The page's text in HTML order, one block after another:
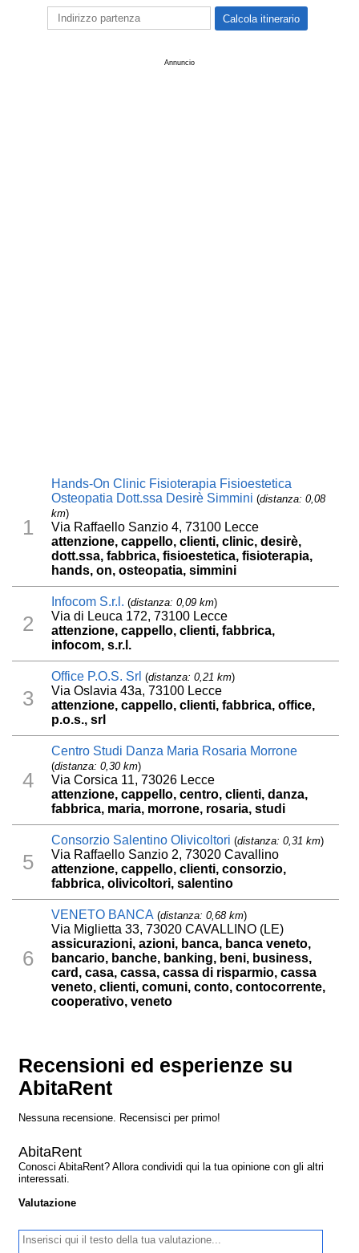
Annuncio
1
Hands-On Clinic Fisioterapia Fisioestetica
Osteopatia Dott.ssa Desirè Simmini (distanza: 0,08
km)
Via Raffaello Sanzio 4, 73100 Lecce
attenzione, cappello, clienti, clinic, desirè,
dott.ssa, fabbrica, fisioestetica, fisioterapia,
hands, on, osteopatia, simmini
2
Infocom S.r.l. (distanza: 0,09 km)
Via di Leuca 172, 73100 Lecce
attenzione, cappello, clienti, fabbrica,
infocom, s.r.l.
3
Office P.O.S. Srl (distanza: 0,21 km)
Via Oslavia 43a, 73100 Lecce
attenzione, cappello, clienti, fabbrica, office,
p.o.s., srl
4
Centro Studi Danza Maria Rosaria Morrone
(distanza: 0,30 km)
Via Corsica 11, 73026 Lecce
attenzione, cappello, centro, clienti, danza,
fabbrica, maria, morrone, rosaria, studi
5
Consorzio Salentino Olivicoltori (distanza: 0,31 km)
Via Raffaello Sanzio 2, 73020 Cavallino
attenzione, cappello, clienti, consorzio,
fabbrica, olivicoltori, salentino
6
VENETO BANCA (distanza: 0,68 km)
Via Miglietta 33, 73020 CAVALLINO (LE)
assicurazioni, azioni, banca, banca veneto,
bancario, banche, banking, beni, business,
card, casa, cassa, cassa di risparmio, cassa
veneto, clienti, comuni, conto, contocorrente,
cooperativo, veneto
Recensioni ed esperienze su
AbitaRent
Nessuna recensione. Recensisci per primo!
AbitaRent
Conosci AbitaRent? Allora condividi qui la tua opinione con gli altri
interessati.
Valutazione